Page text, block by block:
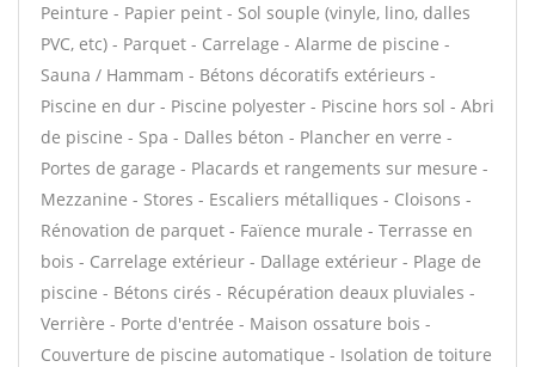
Peinture - Papier peint - Sol souple (vinyle, lino, dalles
PVC, etc) - Parquet - Carrelage - Alarme de piscine -
Sauna / Hammam - Bétons décoratifs extérieurs -
Piscine en dur - Piscine polyester - Piscine hors sol - Abri
de piscine - Spa - Dalles béton - Plancher en verre -
Portes de garage - Placards et rangements sur mesure -
Mezzanine - Stores - Escaliers métalliques - Cloisons -
Rénovation de parquet - Faïence murale - Terrasse en
bois - Carrelage extérieur - Dallage extérieur - Plage de
piscine - Bétons cirés - Récupération deaux pluviales -
Verrière - Porte d'entrée - Maison ossature bois -
Couverture de piscine automatique - Isolation de toiture